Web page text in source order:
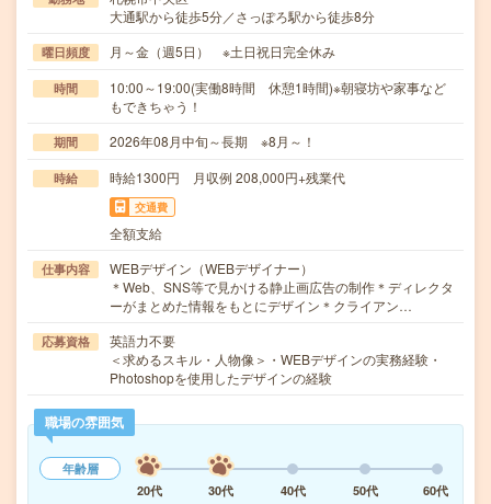
大通駅から徒歩5分／さっぽろ駅から徒歩8分
曜日頻度 月～金（週5日） ※土日祝日完全休み
時間
10:00～19:00(実働8時間 休憩1時間)※朝寝坊や家事など
もできちゃう！
期間 2026年08月中旬～長期 ※8月～！
時給 時給1300円 月収例 208,000円+残業代
交通費
全額支給
仕事内容
WEBデザイン（WEBデザイナー）
＊Web、SNS等で見かける静止画広告の制作＊ディレクタ
ーがまとめた情報をもとにデザイン＊クライアン…
応募資格
英語力不要
＜求めるスキル・人物像＞・WEBデザインの実務経験・
Photoshopを使用したデザインの経験
職場の雰囲気
年齢層
20代
30代 40代 50代
60代